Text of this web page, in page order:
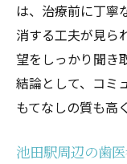
おもて
池田駅
この一記事
選び
ト
は、治療前に丁寧
消する工夫が見ら
望をしっかり聞き
結論として、コミ
もてなしの質も高
池田駅周辺の歯